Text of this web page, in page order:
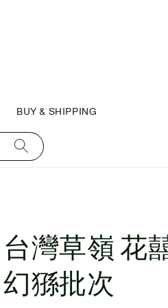
BUY & SHIPPING
台灣草嶺 花
幻猻批次